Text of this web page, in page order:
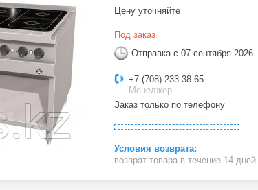
Цену уточняйте
Под заказ
Отправка с 07 сентября 2026
+7 (708) 233-38-65
Менеджер
Заказ только по телефону
возврат товара в течение 14 дней